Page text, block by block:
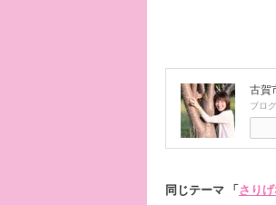
古賀
ブロ
同じテーマ 「さり